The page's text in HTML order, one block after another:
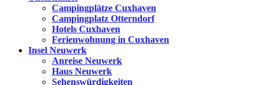
Campingplätze Cuxhaven
Campingplatz Otterndorf
Hotels Cuxhaven
Ferienwohnung in Cuxhaven
Insel Neuwerk
Anreise Neuwerk
Haus Neuwerk
Sehenswürdigkeiten